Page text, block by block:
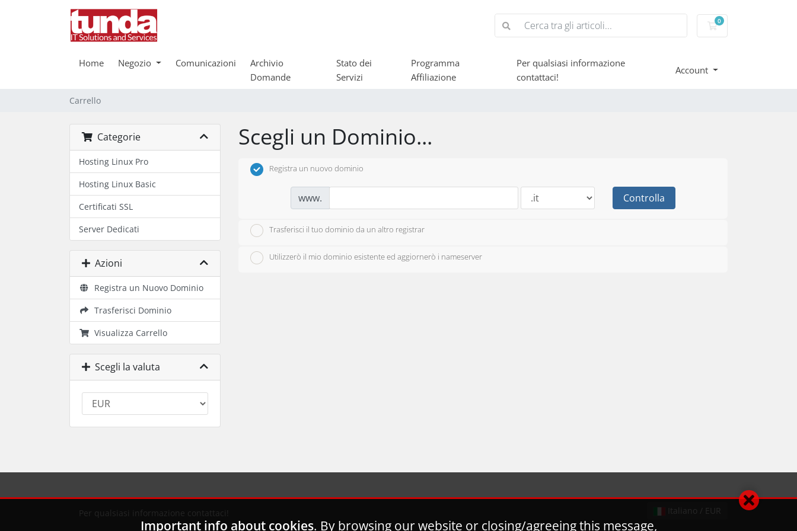
0
Carrello
Home Negozio Comunicazioni
Archivio
Domande
Stato dei
Servizi
Programma
Affiliazione
Per qualsiasi informazione
contattaci!
Account
Carrello
Categorie
Hosting Linux Pro
Hosting Linux Basic
Certificati SSL
Server Dedicati
Azioni
Registra un Nuovo Dominio
Trasferisci Dominio
Visualizza Carrello
Scegli la valuta
Scegli un Dominio...
Registra un nuovo dominio
www. Controlla
Trasferisci il tuo dominio da un altro registrar
Utilizzerò il mio dominio esistente ed aggiornerò i nameserver
Italiano / EUR
Per qualsiasi informazione contattaci!
Important info about cookies. By browsing our website or closing/agreeing this message,